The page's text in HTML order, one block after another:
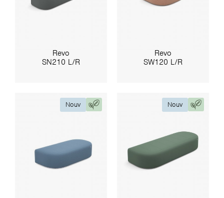
Revo
SN210 L/R
Revo
SW120 L/R
Nouv Nouv